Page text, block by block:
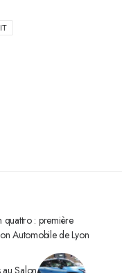
quattro : première
Automobile de Lyon
Salon